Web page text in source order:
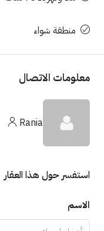
منطقة شواء
معلومات الاتصال
Rania
استفسر حول هذا العقار
الاسم